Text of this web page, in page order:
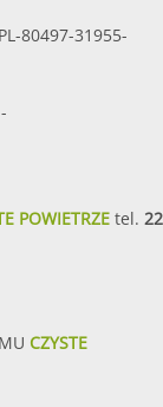
80497-31955-
POWIETRZEtel. 22
CZYSTE